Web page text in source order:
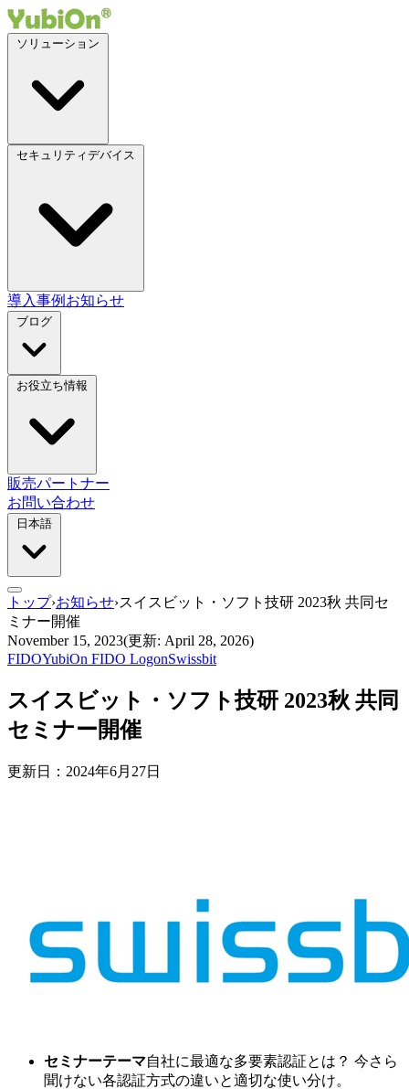
導入事例 お知らせ
販売パートナー
お問い合わせ
トップ›お知らせ›スイスビット・ソフト技研 2023秋 共同セ
ミナー開催
November 15, 2023(更新: April 28, 2026)
FIDOYubiOn FIDO LogonSwissbit
スイスビット・ソフト技研 2023秋 共同
セミナー開催
更新日：2024年6月27日
セミナーテーマ自社に最適な多要素認証とは？ 今さら
聞けない各認証方式の違いと適切な使い分け。